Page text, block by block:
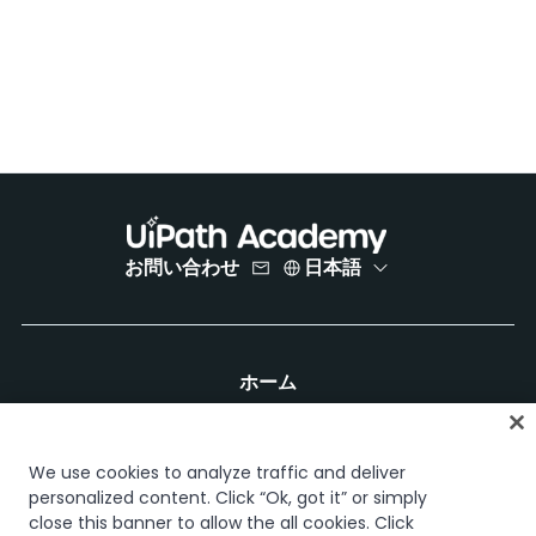
お問い合わせ 日本語
ホーム
コース
キャリア パス
認定資格
リソース
We use cookies to analyze traffic and deliver
personalized content. Click “Ok, got it” or simply
close this banner to allow the all cookies. Click